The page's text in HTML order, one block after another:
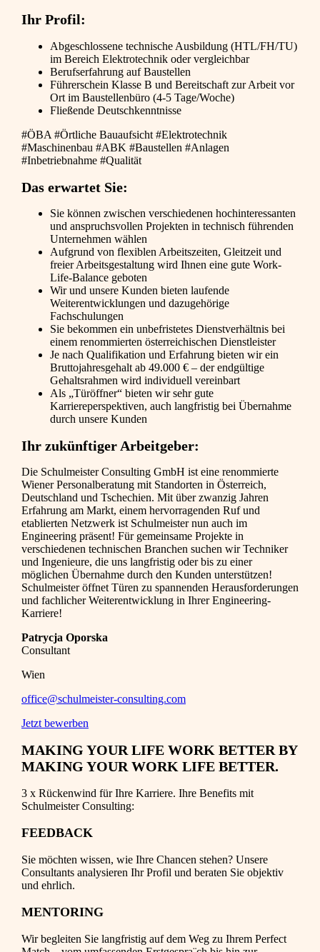
Ihr Profil:
Abgeschlossene technische Ausbildung (HTL/FH/TU)
im Bereich Elektrotechnik oder vergleichbar
Berufserfahrung auf Baustellen
Führerschein Klasse B und Bereitschaft zur Arbeit vor
Ort im Baustellenbüro (4-5 Tage/Woche)
Fließende Deutschkenntnisse
#ÖBA #Örtliche Bauaufsicht #Elektrotechnik
#Maschinenbau #ABK #Baustellen #Anlagen
#Inbetriebnahme #Qualität
Das erwartet Sie:
Sie können zwischen verschiedenen hochinteressanten
und anspruchsvollen Projekten in technisch führenden
Unternehmen wählen
Aufgrund von flexiblen Arbeitszeiten, Gleitzeit und
freier Arbeitsgestaltung wird Ihnen eine gute Work-
Life-Balance geboten
Wir und unsere Kunden bieten laufende
Weiterentwicklungen und dazugehörige
Fachschulungen
Sie bekommen ein unbefristetes Dienstverhältnis bei
einem renommierten österreichischen Dienstleister
Je nach Qualifikation und Erfahrung bieten wir ein
Bruttojahresgehalt ab 49.000 € – der endgültige
Gehaltsrahmen wird individuell vereinbart
Als „Türöffner“ bieten wir sehr gute
Karriereperspektiven, auch langfristig bei Übernahme
durch unsere Kunden
Ihr zukünftiger Arbeitgeber:
Die Schulmeister Consulting GmbH ist eine renommierte
Wiener Personalberatung mit Standorten in Österreich,
Deutschland und Tschechien. Mit über zwanzig Jahren
Erfahrung am Markt, einem hervorragenden Ruf und
etablierten Netzwerk ist Schulmeister nun auch im
Engineering präsent! Für gemeinsame Projekte in
verschiedenen technischen Branchen suchen wir Techniker
und Ingenieure, die uns langfristig oder bis zu einer
möglichen Übernahme durch den Kunden unterstützen!
Schulmeister öffnet Türen zu spannenden Herausforderungen
und fachlicher Weiterentwicklung in Ihrer Engineering-
Karriere!
Patrycja Oporska
Consultant
Wien
office@schulmeister-consulting.com
Jetzt bewerben
MAKING YOUR LIFE WORK BETTER BY
MAKING YOUR WORK LIFE BETTER.
3 x Rückenwind für Ihre Karriere. Ihre Benefits mit
Schulmeister Consulting:
FEEDBACK
Sie möchten wissen, wie Ihre Chancen stehen? Unsere
Consultants analysieren Ihr Profil und beraten Sie objektiv
und ehrlich.
MENTORING
Wir begleiten Sie langfristig auf dem Weg zu Ihrem Perfect